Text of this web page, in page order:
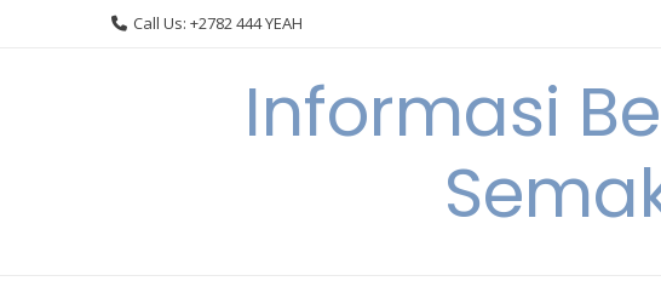
Call Us: +2782 444 YEAH
Informasi